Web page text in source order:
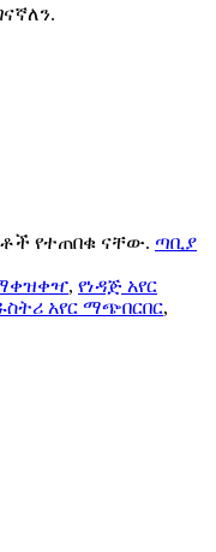
የተጠበቁ ናቸው. ጣቢያ
, የነዳጅ አየር
አየር ማጭበርበር,